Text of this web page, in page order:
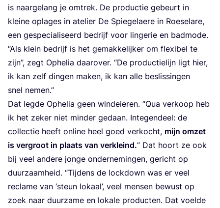
is naar­ge­lang je omtrek. De pro­duc­tie gebeurt in
klei­ne opla­ges in ate­lier De Spie­ge­lae­re in Roe­se­la­re,
een gespe­ci­a­li­seerd bedrijf voor lin­ge­rie en bad­mo­de.
“Als klein bedrijf is het gemak­ke­lij­ker om flexi­bel te
zijn”, zegt Ophe­lia daar­over. “De pro­duc­tie­lijn ligt hier,
ik kan zelf din­gen maken, ik kan alle beslis­sin­gen
snel nemen.”
Dat leg­de Ophe­lia geen wind­ei­e­ren. “Qua ver­koop heb
ik het zeker niet min­der gedaan. Inte­gen­deel: de
col­lec­tie heeft onli­ne heel goed ver­kocht, mijn omzet
is ver­groot in plaats van ver­kleind.” Dat hoort ze ook
bij veel ande­re jon­ge onder­ne­min­gen, gericht op
duur­zaam­heid. “Tij­dens de lock­down was er veel
recla­me van ‘steun lokaal’, veel men­sen bewust op
zoek naar duur­za­me en loka­le pro­duc­ten. Dat voel­de